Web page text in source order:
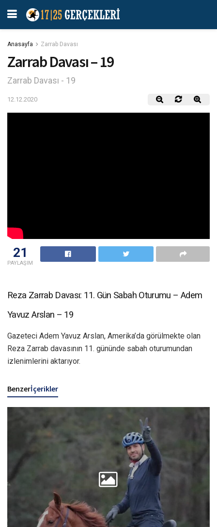
Anasayfa Zarrab Davası
Zarrab Davası – 19
Zarrab Davası - 19
12.12.2020
21
PAYLAŞIM
Reza Zarrab Davası: 11. Gün Sabah Oturumu – Adem
Yavuz Arslan – 19
Gazeteci Adem Yavuz Arslan, Amerika’da görülmekte olan
Reza Zarrab davasının 11. gününde sabah oturumundan
izlenimlerini aktarıyor.
Benzerİçerikler